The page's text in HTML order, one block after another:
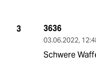
3 3636
03.06.2022,
Schwere